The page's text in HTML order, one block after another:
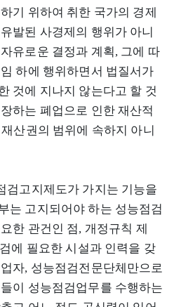
기 위하여 취한 국가의 경제
발된 사경제의 행위가 아니
유로운 결정과 계획, 그에 따
하에 행위하면서 법질서가
것에 지나지 않는다고 할 것
하는 폐업으로 인한 재산적
산권의 범위에 속하지 아니
검고지제도가 가지는 기능을
는 고지되어야 하는 성능점검
한 관건인 점, 개정규칙 제
에 필요한 시설과 인력을 갖
자, 성능점검전문단체만으로
이 성능점검업무를 수행하는